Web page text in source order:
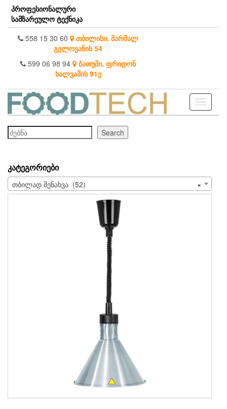
Skip
the
content
პროფესიონალური
სამზარეულო ტექნიკა
558 15 30 60 თბილისი, მარშალ
გელოვანის 54
599 06 98 94 ბათუმი, ფრიდონ
ხალვაშის 91ე
Toggle
ძებნა
Search
ᲙᲐᲢᲔᲒᲝᲠᲘᲔᲑᲘ
×
თბილად შენახვა (52)